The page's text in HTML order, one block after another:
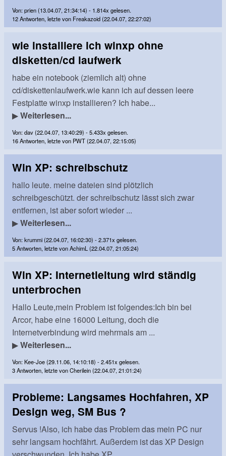
Von: prien (13.04.07, 21:34:14) - 1.814x gelesen.
12 Antworten, letzte von Freakazoid (22.04.07, 22:27:02)
wie installiere ich winxp ohne
disketten/cd laufwerk
habe ein notebook (ziemlich alt) ohne
cd/diskettenlaufwerk.wie kann ich auf dessen leere
Festplatte winxp installieren? Ich habe...
▶Weiterlesen...
Von: dav (22.04.07, 13:40:29) - 5.433x gelesen.
16 Antworten, letzte von PWT (22.04.07, 22:15:05)
Win XP: schreibschutz
hallo leute. meine dateien sind plötzlich
schreibgeschützt. der schreibschutz lässt sich zwar
entfernen, ist aber sofort wieder ...
▶Weiterlesen...
Von: krummi (22.04.07, 16:02:30) - 2.371x gelesen.
5 Antworten, letzte von AchimL (22.04.07, 21:05:24)
Win XP: Internetleitung wird ständig
unterbrochen
Hallo Leute,mein Problem ist folgendes:Ich bin bei
Arcor, habe eine 16000 Leitung, doch die
Internetverbindung wird mehrmals am ...
▶Weiterlesen...
Von: Kee-Joe (29.11.06, 14:10:18) - 2.451x gelesen.
3 Antworten, letzte von Cherilein (22.04.07, 21:01:24)
Probleme: Langsames Hochfahren, XP
Design weg, SM Bus ?
Servus !Also, ich habe das Problem das mein PC nur
sehr langsam hochfährt. Außerdem ist das XP Design